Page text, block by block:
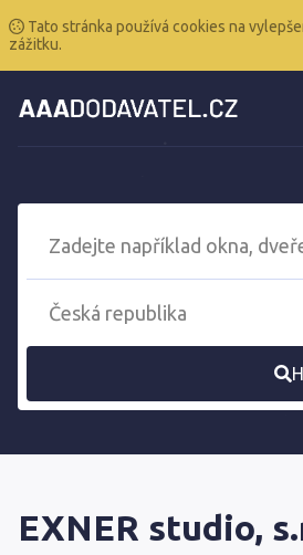
Tato stránka používá cookies na
zážitku.
EXNER studio,